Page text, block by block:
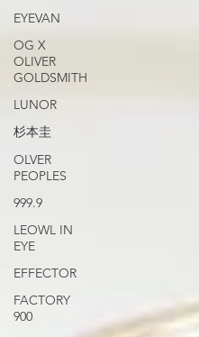
EYEVAN
OG X
OLIVER
GOLDSMITH
LUNOR
杉本圭
OLVER
PEOPLES
999.9
LEOWL IN
EYE
EFFECTOR
FACTORY
900